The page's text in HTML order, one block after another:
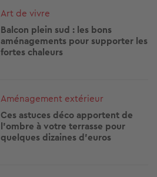
Art de vivre
Balcon plein sud : les bons
aménagements pour supporter les
fortes chaleurs
Aménagement extérieur
Ces astuces déco apportent de
l'ombre à votre terrasse pour
quelques dizaines d'euros